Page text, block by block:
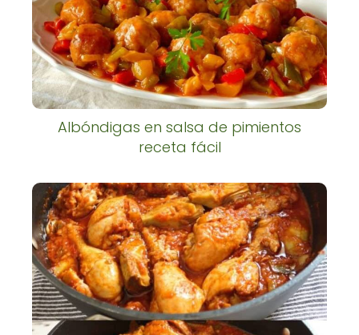
Albóndigas en salsa de pimientos
receta fácil